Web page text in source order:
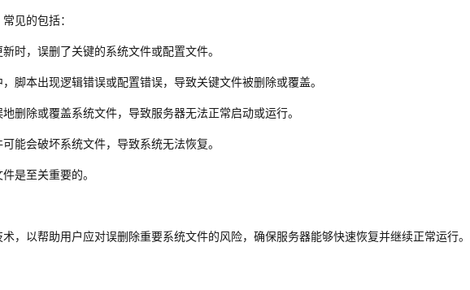
见的包括：
时，误删了关键的系统文件或配置文件。
脚本出现逻辑错误或配置错误，导致关键文件被删除或覆盖。
删除或覆盖系统文件，导致服务器无法正常启动或运行。
能会破坏系统文件，导致系统无法恢复。
是至关重要的。
，以帮助用户应对误删除重要系统文件的风险，确保服务器能够快速恢复并继续正常运行。